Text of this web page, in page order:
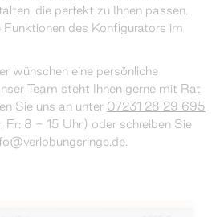
die perfekt zu Ihnen passen.
Funktionen des Konfigurators im
wünschen eine persönliche
Team steht Ihnen gerne mit Rat
Sie uns an unter 07231 28 29 695
8 - 15 Uhr) oder schreiben Sie
.